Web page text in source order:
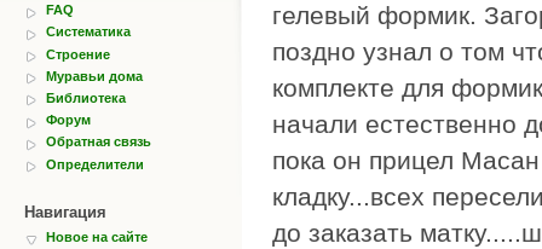
FAQ
Систематика
Строение
Муравьи дома
Библиотека
Форум
Обратная связь
Определители
Навигация
Новое на сайте
гелевый формик.
поздно узнал о том
комплекте для
начали естественно
пока он прицел
кладку...всех
до заказать